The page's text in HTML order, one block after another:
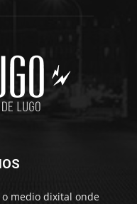
medio dixital onde